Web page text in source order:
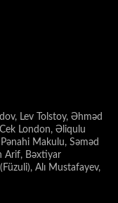
Lev Tolstoy, Əhməd
London, Əliqulu
Makulu, Səməd
Arif, Bəxtiyar
Alı Mustafayev,